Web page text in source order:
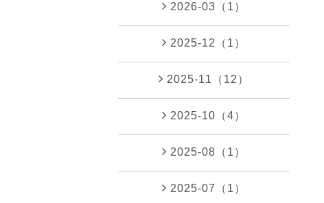
2026-03（1）
2025-12（1）
2025-11（12）
2025-10（4）
2025-08（1）
2025-07（1）